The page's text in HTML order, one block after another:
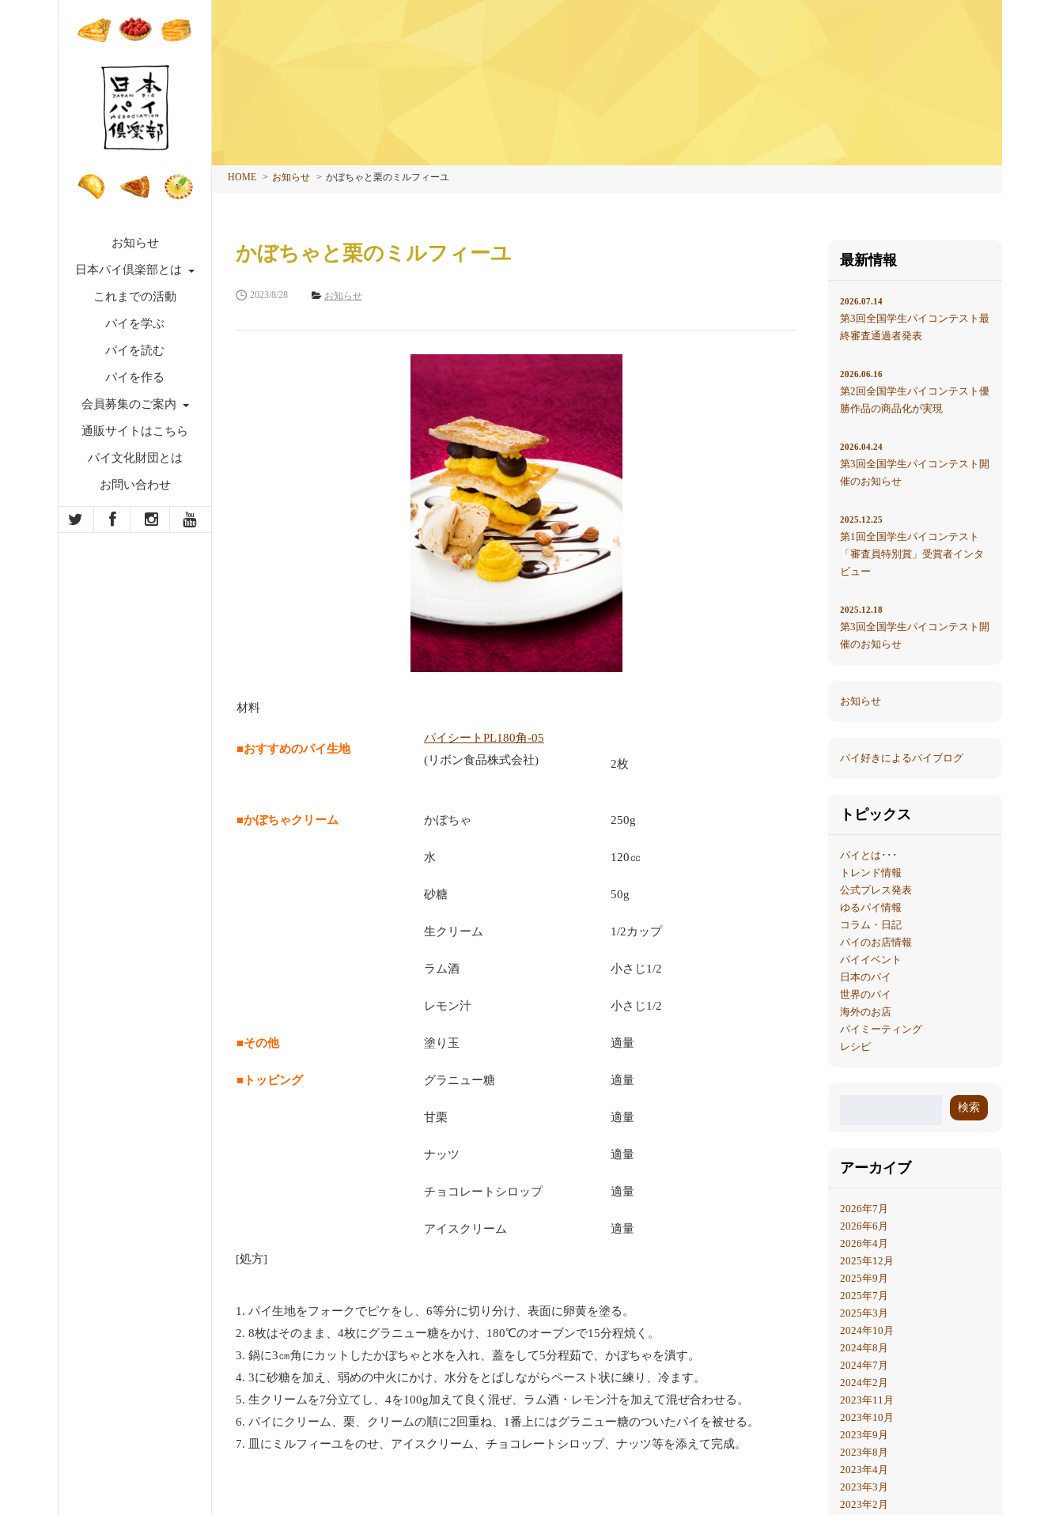
お知らせ
日本パイ倶楽部とは
これまでの活動
パイを学ぶ
パイを読む
パイを作る
会員募集のご案内
通販サイトはこちら
パイ文化財団とは
お問い合わせ
HOME お知らせ かぼちゃと栗のミルフィーユ
かぼちゃと栗のミルフィーユ
2023/8/28 お知らせ
材料
■おすすめのパイ生地
パイシートPL180角-05
(リボン食品株式会社)
2枚
■かぼちゃクリーム かぼちゃ 250g
水 120㏄
砂糖 50g
生クリーム 1/2カップ
ラム酒 小さじ1/2
レモン汁 小さじ1/2
■その他 塗り玉 適量
■トッピング グラニュー糖 適量
甘栗 適量
ナッツ 適量
チョコレートシロップ 適量
アイスクリーム 適量
[処方]
1. パイ生地をフォークでピケをし、6等分に切り分け、表面に卵黄を塗る。
2. 8枚はそのまま、4枚にグラニュー糖をかけ、180℃のオーブンで15分程焼く。
3. 鍋に3㎝角にカットしたかぼちゃと水を入れ、蓋をして5分程茹で、かぼちゃを潰す。
4. 3に砂糖を加え、弱めの中火にかけ、水分をとばしながらペースト状に練り、冷ます。
5. 生クリームを7分立てし、4を100g加えて良く混ぜ、ラム酒・レモン汁を加えて混ぜ合わせる。
6. パイにクリーム、栗、クリームの順に2回重ね、1番上にはグラニュー糖のついたパイを被せる。
7. 皿にミルフィーユをのせ、アイスクリーム、チョコレートシロップ、ナッツ等を添えて完成。
最新情報
2026.07.14
第3回全国学生パイコンテスト最
終審査通過者発表
2026.06.16
第2回全国学生パイコンテスト優
勝作品の商品化が実現
2026.04.24
第3回全国学生パイコンテスト開
催のお知らせ
2025.12.25
第1回全国学生パイコンテスト
「審査員特別賞」受賞者インタ
ビュー
2025.12.18
第3回全国学生パイコンテスト開
催のお知らせ
お知らせ
パイ好きによるパイブログ
トピックス
パイとは･･･
トレンド情報
公式プレス発表
ゆるパイ情報
コラム・日記
パイのお店情報
パイイベント
日本のパイ
世界のパイ
海外のお店
パイミーティング
レシピ
検索
アーカイブ
2026年7月
2026年6月
2026年4月
2025年12月
2025年9月
2025年7月
2025年3月
2024年10月
2024年8月
2024年7月
2024年2月
2023年11月
2023年10月
2023年9月
2023年8月
2023年4月
2023年3月
2023年2月